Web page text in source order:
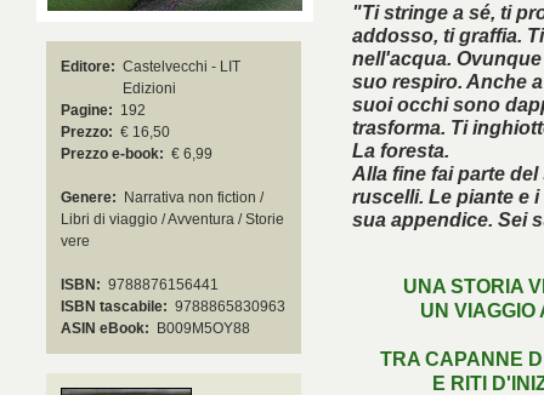
Editore: Castelvecchi - LIT
Edizioni
Pagine: 192
Prezzo: € 16,50
Prezzo e-book: € 6,99
Genere: Narrativa non fiction /
Libri di viaggio / Avventura / Storie
vere
ISBN: 9788876156441
ISBN tascabile: 9788865830963
ASIN eBook: B009M5OY88 È
"Ti stringe a sé, ti
addosso, ti graffia.
nell'acqua.
suo respiro. Anche
suoi occhi sono
trasforma. Ti
La foresta.
Alla fine fai parte
ruscelli. Le piante e
sua appendice. Sei
UNA STORIA
UN VIAGGIO
TRA CAPANNE
E RITI